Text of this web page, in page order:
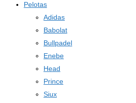
Pelotas
Adidas
Babolat
Bullpadel
Enebe
Head
Prince
Siux